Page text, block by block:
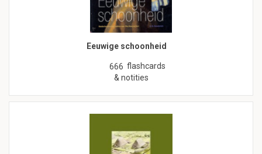
Eeuwige schoonheid
666 flashcards
& notities